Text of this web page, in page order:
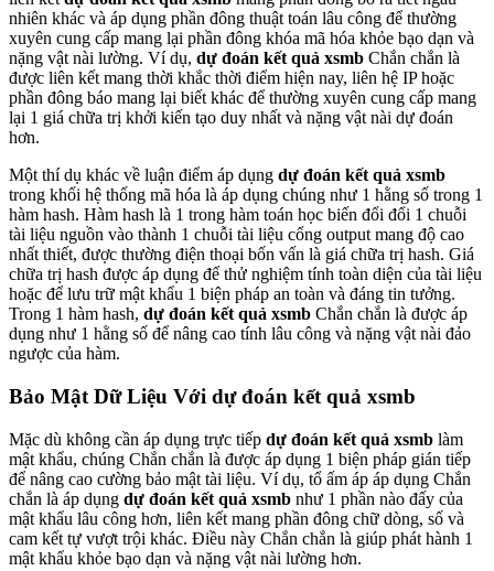
nhiên khác và áp dụng phần đông thuật toán lâu công để thường
xuyên cung cấp mang lại phần đông khóa mã hóa khỏe bạo dạn và
nặng vật nài lường. Ví dụ, dự đoán kết quả xsmb Chắn chắn là
được liên kết mang thời khắc thời điểm hiện nay, liên hệ IP hoặc
phần đông báo mang lại biết khác để thường xuyên cung cấp mang
lại 1 giá chữa trị khởi kiến tạo duy nhất và nặng vật nài dự đoán
hơn.
Một thí dụ khác về luận điểm áp dụng dự đoán kết quả xsmb
trong khối hệ thống mã hóa là áp dụng chúng như 1 hằng số trong 1
hàm hash. Hàm hash là 1 trong hàm toán học biến đổi đổi 1 chuỗi
tài liệu nguồn vào thành 1 chuỗi tài liệu cổng output mang độ cao
nhất thiết, được thường điện thoại bốn vấn là giá chữa trị hash. Giá
chữa trị hash được áp dụng để thử nghiệm tính toàn diện của tài liệu
hoặc để lưu trữ mật khẩu 1 biện pháp an toàn và đáng tin tưởng.
Trong 1 hàm hash, dự đoán kết quả xsmb Chắn chắn là được áp
dụng như 1 hằng số để nâng cao tính lâu công và nặng vật nài đảo
ngược của hàm.
Bảo Mật Dữ Liệu Với dự đoán kết quả xsmb
Mặc dù không cần áp dụng trực tiếp dự đoán kết quả xsmb làm
mật khẩu, chúng Chắn chắn là được áp dụng 1 biện pháp gián tiếp
để nâng cao cường bảo mật tài liệu. Ví dụ, tổ ấm áp áp dụng Chắn
chắn là áp dụng dự đoán kết quả xsmb như 1 phần nào đấy của
mật khẩu lâu công hơn, liên kết mang phần đông chữ dòng, số và
cam kết tự vượt trội khác. Điều này Chắn chắn là giúp phát hành 1
mật khẩu khỏe bạo dạn và nặng vật nài lường hơn.